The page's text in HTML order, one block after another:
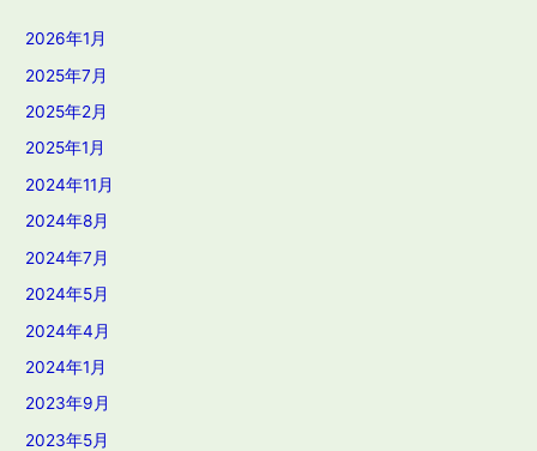
2026年1月
2025年7月
2025年2月
2025年1月
2024年11月
2024年8月
2024年7月
2024年5月
2024年4月
2024年1月
2023年9月
2023年5月